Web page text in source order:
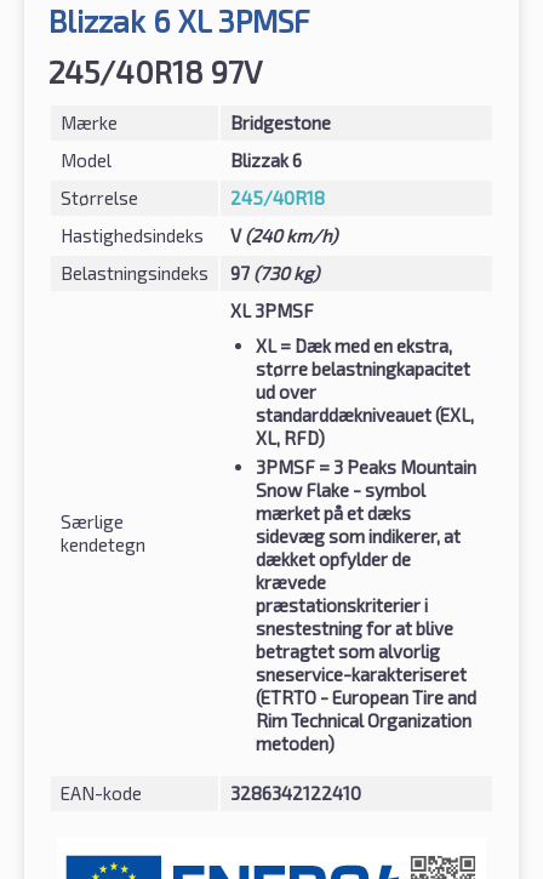
Blizzak 6 XL 3PMSF
245/40R18 97V
Mærke
Bridgestone
Model
Blizzak 6
Størrelse
245/40R18
Hastighedsindeks
V(240 km/h)
Belastningsindeks
97 (730 kg)
Særlige
kendetegn
XL 3PMSF
XL= Dæk med en ekstra,
større belastningkapacitet
ud over
standarddækniveauet (EXL,
XL, RFD)
3PMSF = 3 Peaks Mountain
Snow Flake - symbol
mærket på et dæks
sidevæg som indikerer, at
dækket opfylder de
krævede
præstationskriterier i
snestestning for at blive
betragtet som alvorlig
sneservice-karakteriseret
(ETRTO - European Tire and
Rim Technical Organization
metoden)
EAN-kode 3286342122410